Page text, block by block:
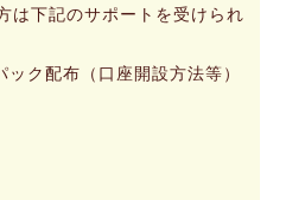
は下記のサポートを受けられ
ック配布（口座開設方法等）